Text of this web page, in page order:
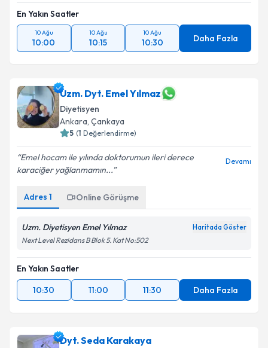
En Yakın Saatler
10 Ağu
10:00
10 Ağu
10:15
10 Ağu
10:30 Daha Fazla
Uzm. Dyt. Emel Yılmaz
Diyetisyen
Ankara, Çankaya
5 (1 Değerlendirme)
Emel hocam ile yılında doktorumun ileri derece
karaciğer yağlanmamın...
Devamı
Adres 1 Online Görüşme
Uzm. Diyetisyen Emel Yılmaz Haritada Göster
Next Level Rezidans B Blok 5. Kat No:502
En Yakın Saatler
10:30
11:00 11:30 Daha Fazla
Dyt. Seda Karakaya